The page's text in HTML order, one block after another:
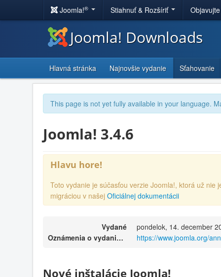
Joomla!® Stiahnuť & Rozšíriť
Joomla! Downloads
Hlavná stránka Najnovšie vydanie Sťahovanie
This page is not yet fully available in your language.
Joomla! 3.4.6
Hlavu hore!
Toto vydanie je súčasťou verzie Joomla!, ktorá už
migráciou v našej Oficiálnej dokumentácii
Vydané
pondelok, 14. december
Oznámenia o vydaniach
https://www.joomla.org/
Nové inštalácie Joomla!